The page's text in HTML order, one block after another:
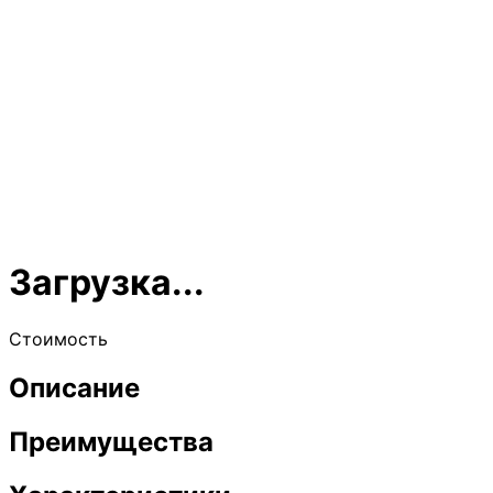
Загрузка...
Стоимость
Описание
Преимущества